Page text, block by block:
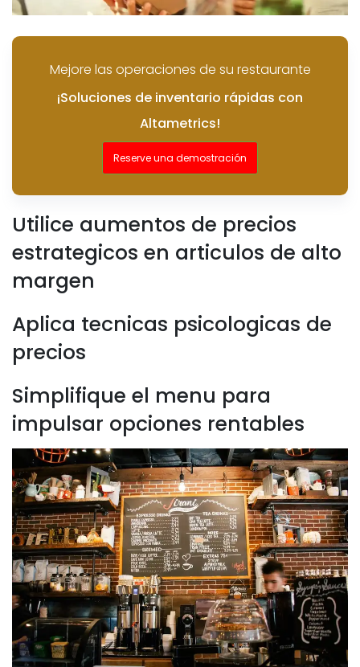
Mejore las operaciones de su restaurante
¡Soluciones de inventario rápidas con
Altametrics!
Reserve una demostración
Utilice aumentos de precios
estrategicos en articulos de alto
margen
Aplica tecnicas psicologicas de
precios
Simplifique el menu para
impulsar opciones rentables